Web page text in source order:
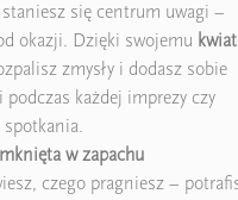
się centrum uwagi –
okazji. Dzięki swojemu
zmysły i dodasz sobie
podczas każdej imprezy czy
spotkania.
w zapachu
czego pragniesz –